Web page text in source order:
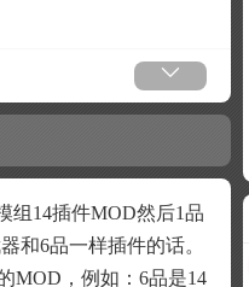
组14插件MOD然后1品
和6品一样插件的话。
MOD，例如：6品是14